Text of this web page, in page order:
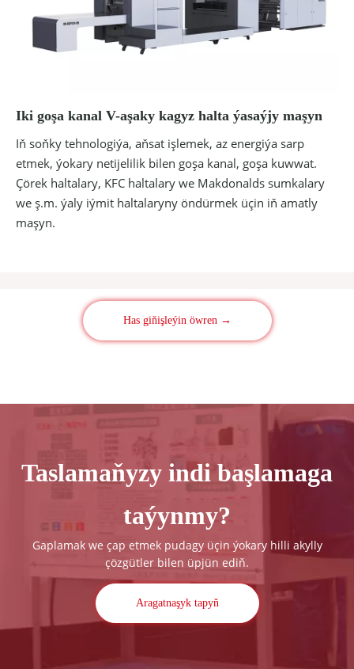
Iki goşa kanal V-aşaky kagyz halta ýasaýjy maşyn
Iň soňky tehnologiýa, aňsat işlemek, az energiýa sarp
etmek, ýokary netijelilik bilen goşa kanal, goşa kuwwat.
Çörek haltalary, KFC haltalary we Makdonalds sumkalary
we ş.m. ýaly iýmit haltalaryny öndürmek üçin iň amatly
maşyn.
Has giňişleýin öwren →
Taslamaňyzy indi başlamaga
taýynmy?
Gaplamak we çap etmek pudagy üçin ýokary hilli akylly
çözgütler bilen üpjün ediň.
Aragatnaşyk tapyň